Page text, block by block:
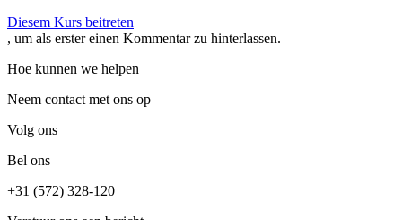
Diesem Kurs beitreten
, um als erster einen Kommentar zu hinterlassen.
Hoe kunnen we helpen
Neem contact met ons op
Volg ons
Bel ons
+31 (572) 328-120